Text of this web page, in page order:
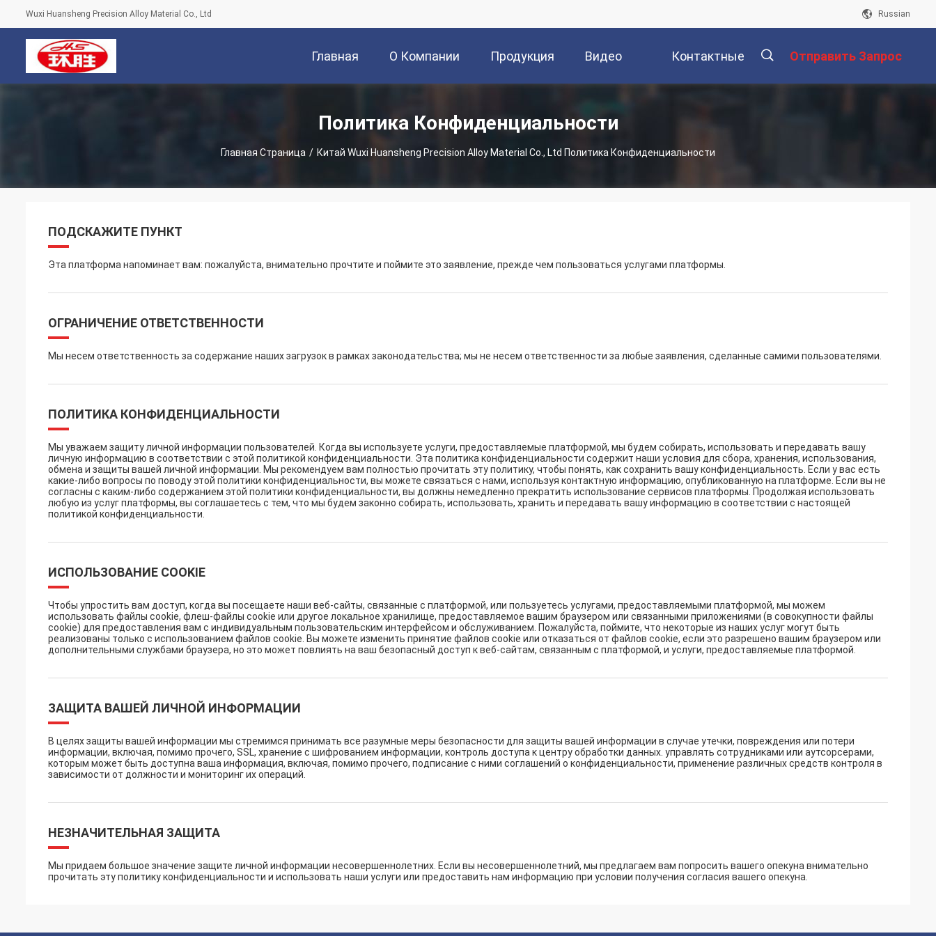
Wuxi Huansheng Precision Alloy Material Co., Ltd Russian
Главная
Страница
О Компании Продукция Видео Контактные Отправить Запрос
Политика Конфиденциальности
Главная Страница / Китай Wuxi Huansheng Precision Alloy Material Co., Ltd Политика Конфиденциальности
ПОДСКАЖИТЕ ПУНКТ
Эта платформа напоминает вам: пожалуйста, внимательно прочтите и поймите это заявление, прежде чем пользоваться услугами платформы.
ОГРАНИЧЕНИЕ ОТВЕТСТВЕННОСТИ
Мы несем ответственность за содержание наших загрузок в рамках законодательства; мы не несем ответственности за любые заявления, сделанные самими пользователями.
ПОЛИТИКА КОНФИДЕНЦИАЛЬНОСТИ
Мы уважаем защиту личной информации пользователей. Когда вы используете услуги, предоставляемые платформой, мы будем собирать, использовать и передавать вашу
личную информацию в соответствии с этой политикой конфиденциальности. Эта политика конфиденциальности содержит наши условия для сбора, хранения, использования,
обмена и защиты вашей личной информации. Мы рекомендуем вам полностью прочитать эту политику, чтобы понять, как сохранить вашу конфиденциальность. Если у вас есть
какие-либо вопросы по поводу этой политики конфиденциальности, вы можете связаться с нами, используя контактную информацию, опубликованную на платформе. Если вы не
согласны с каким-либо содержанием этой политики конфиденциальности, вы должны немедленно прекратить использование сервисов платформы. Продолжая использовать
любую из услуг платформы, вы соглашаетесь с тем, что мы будем законно собирать, использовать, хранить и передавать вашу информацию в соответствии с настоящей
политикой конфиденциальности.
ИСПОЛЬЗОВАНИЕ COOKIE
Чтобы упростить вам доступ, когда вы посещаете наши веб-сайты, связанные с платформой, или пользуетесь услугами, предоставляемыми платформой, мы можем
использовать файлы cookie, флеш-файлы cookie или другое локальное хранилище, предоставляемое вашим браузером или связанными приложениями (в совокупности файлы
cookie) для предоставления вам с индивидуальным пользовательским интерфейсом и обслуживанием. Пожалуйста, поймите, что некоторые из наших услуг могут быть
реализованы только с использованием файлов cookie. Вы можете изменить принятие файлов cookie или отказаться от файлов cookie, если это разрешено вашим браузером или
дополнительными службами браузера, но это может повлиять на ваш безопасный доступ к веб-сайтам, связанным с платформой, и услуги, предоставляемые платформой.
ЗАЩИТА ВАШЕЙ ЛИЧНОЙ ИНФОРМАЦИИ
В целях защиты вашей информации мы стремимся принимать все разумные меры безопасности для защиты вашей информации в случае утечки, повреждения или потери
информации, включая, помимо прочего, SSL, хранение с шифрованием информации, контроль доступа к центру обработки данных. управлять сотрудниками или аутсорсерами,
которым может быть доступна ваша информация, включая, помимо прочего, подписание с ними соглашений о конфиденциальности, применение различных средств контроля в
зависимости от должности и мониторинг их операций.
НЕЗНАЧИТЕЛЬНАЯ ЗАЩИТА
Мы придаем большое значение защите личной информации несовершеннолетних. Если вы несовершеннолетний, мы предлагаем вам попросить вашего опекуна внимательно
прочитать эту политику конфиденциальности и использовать наши услуги или предоставить нам информацию при условии получения согласия вашего опекуна.